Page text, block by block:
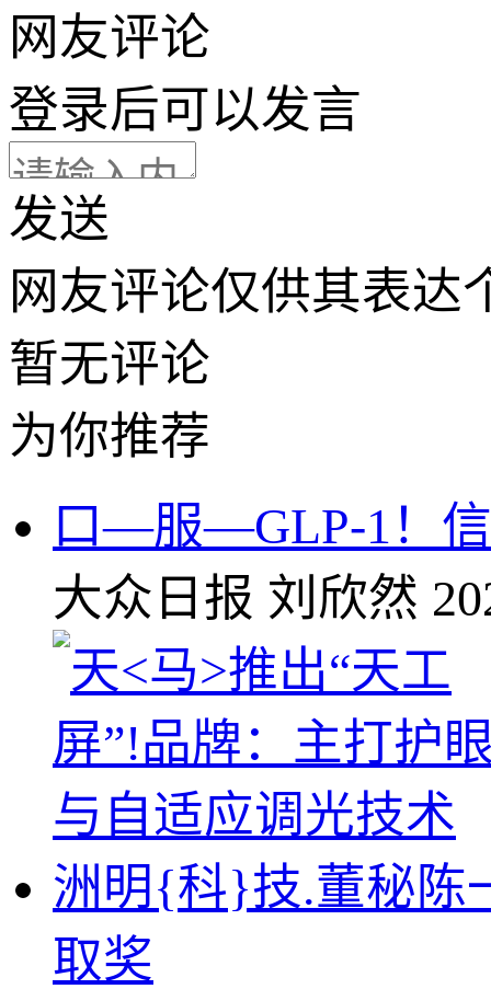
网友评论
登录后可以发言
发送
网友评论仅供其表达
暂无评论
为你推荐
口—服—GLP-1！
大众日报 刘欣然
洲明{科}技.董秘陈
取奖